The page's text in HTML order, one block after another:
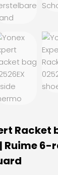
Racket
Ruime